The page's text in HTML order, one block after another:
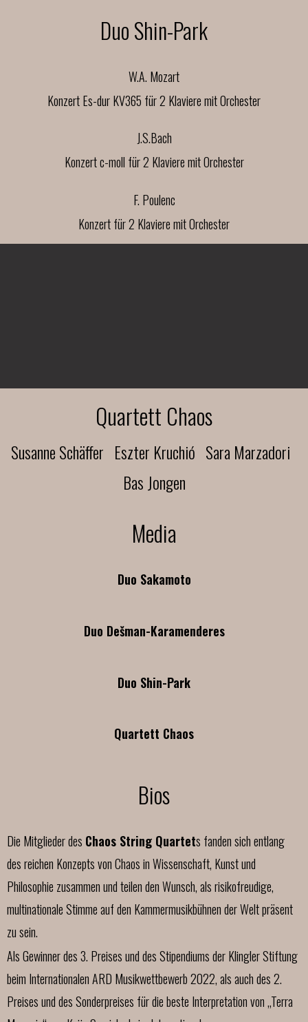
Duo Shin-Park
W.A. Mozart
Konzert Es-dur KV365 für 2 Klaviere mit Orchester
J.S.Bach
Konzert c-moll für 2 Klaviere mit Orchester
F. Poulenc
Konzert für 2 Klaviere mit Orchester
Quartett Chaos
Susanne Schäffer Eszter Kruchió Sara Marzadori
Bas Jongen
Media
Duo Sakamoto
Duo Dešman-Karamenderes
Duo Shin-Park
Quartett Chaos
Bios
Die Mitglieder des Chaos String Quartets fanden sich entlang
des reichen Konzepts von Chaos in Wissenschaft, Kunst und
Philosophie zusammen und teilen den Wunsch, als risikofreudige,
multinationale Stimme auf den Kammermusikbühnen der Welt präsent
zu sein.
Als Gewinner des 3. Preises und des Stipendiums der Klingler Stiftung
beim Internationalen ARD Musikwettbewerb 2022, als auch des 2.
Preises und des Sonderpreises für die beste Interpretation von „Terra